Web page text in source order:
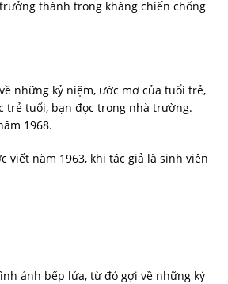
thành trong kháng chiến chống
những kỷ niệm, ước mơ của tuổi trẻ,
trẻ tuổi, bạn đọc trong nhà trường.
1968.
viết năm 1963, khi tác giả là sinh viên
ảnh bếp lửa, từ đó gợi về những kỷ